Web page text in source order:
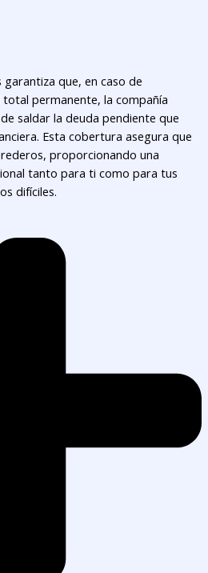
que, en caso de
permanente, la compañía
saldar la deuda pendiente que
Esta cobertura asegura que
proporcionando una
tanto para ti como para tus
difíciles.